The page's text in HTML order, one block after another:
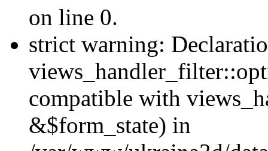
on line 0.
strict warning:
compatible with
&$form_state) in